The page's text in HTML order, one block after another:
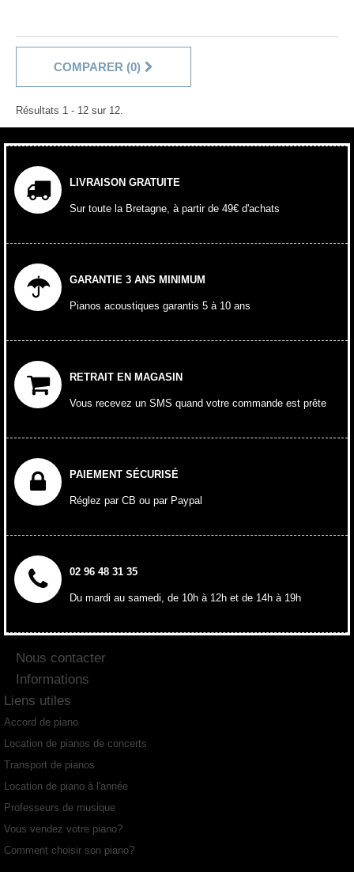
COMPARER (0)
Résultats 1 - 12 sur 12.
LIVRAISON GRATUITE
Sur toute la Bretagne, à partir de 49€ d'achats
GARANTIE 3 ANS MINIMUM
Pianos acoustiques garantis 5 à 10 ans
RETRAIT EN MAGASIN
Vous recevez un SMS quand votre commande est prête
PAIEMENT SÉCURISÉ
Réglez par CB ou par Paypal
02 96 48 31 35
Du mardi au samedi, de 10h à 12h et de 14h à 19h
Nous contacter
Informations
Liens utiles
Accord de piano
Location de pianos de concerts
Transport de pianos
Location de piano à l'année
Professeurs de musique
Vous vendez votre piano?
Comment choisir son piano?